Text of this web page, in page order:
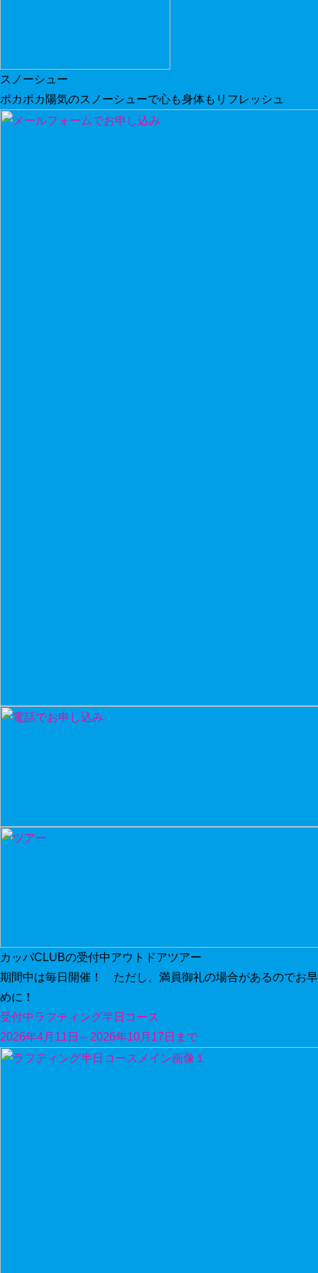
スノーシュー
ポカポカ陽気のスノーシューで心も身体もリフレッシュ
カッパCLUBの受付中アウトドアツアー
期間中は毎日開催！ ただし、満員御礼の場合があるのでお早
めに！
受付中ラフティング半日コース
2026年4月11日～2026年10月17日まで